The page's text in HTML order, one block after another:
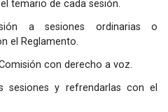
temario de cada sesión.
a sesiones ordinarias o
el Reglamento.
con derecho a voz.
sesiones y refrendarlas con el